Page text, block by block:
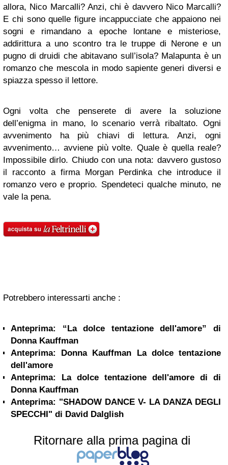
allora, Nico Marcalli? Anzi, chi è davvero Nico Marcalli?
E chi sono quelle figure incappucciate che appaiono nei
sogni e rimandano a epoche lontane e misteriose,
addirittura a uno scontro tra le truppe di Nerone e un
pugno di druidi che abitavano sull’isola? Malapunta è un
romanzo che mescola in modo sapiente generi diversi e
spiazza spesso il lettore.
Ogni volta che penserete di avere la soluzione
dell’enigma in mano, lo scenario verrà ribaltato. Ogni
avvenimento ha più chiavi di lettura. Anzi, ogni
avvenimento… avviene più volte. Quale è quella reale?
Impossibile dirlo. Chiudo con una nota: davvero gustoso
il racconto a firma Morgan Perdinka che introduce il
romanzo vero e proprio. Spendeteci qualche minuto, ne
vale la pena.
Potrebbero interessarti anche :
Anteprima: “La dolce tentazione dell'amore” di
Donna Kauffman
Anteprima: Donna Kauffman La dolce tentazione
dell'amore
Anteprima: La dolce tentazione dell'amore di di
Donna Kauffman
Anteprima: "SHADOW DANCE V- LA DANZA DEGLI
SPECCHI" di David Dalglish
Ritornare alla prima pagina di